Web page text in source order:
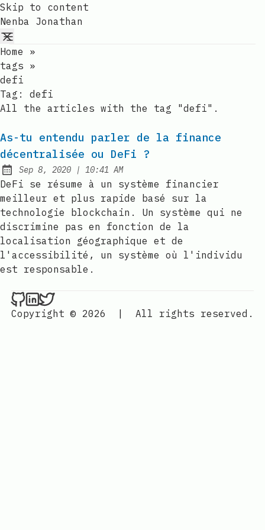
Skip to content
Nenba Jonathan
Home
»
tags »
defi
Tag: defi
All the articles with the tag "defi".
As-tu entendu parler de la finance
décentralisée ou DeFi ?
Published:
Sep 8, 2020 | at
10:41 AM
DeFi se résume à un système financier
meilleur et plus rapide basé sur la
technologie blockchain. Un système qui ne
discrimine pas en fonction de la
localisation géographique et de
l'accessibilité, un système où l'individu
est responsable.
Nenba Jonathan on Github
Nenba Jonathan on LinkedIn
Nenba Jonathan on Twitter
Copyright © 2026
| All rights reserved.